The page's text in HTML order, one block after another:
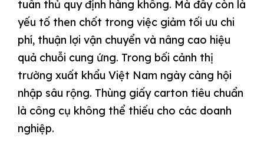
tuân thủ quy định hàng không. Mà đây còn là
yếu tố then chốt trong việc giảm tối ưu chi
phí, thuận lợi vận chuyển và nâng cao hiệu
quả chuỗi cung ứng. Trong bối cảnh thị
trường xuất khẩu Việt Nam ngày càng hội
nhập sâu rộng. Thùng giấy carton tiêu chuẩn
là công cụ không thể thiếu cho các doanh
nghiệp.